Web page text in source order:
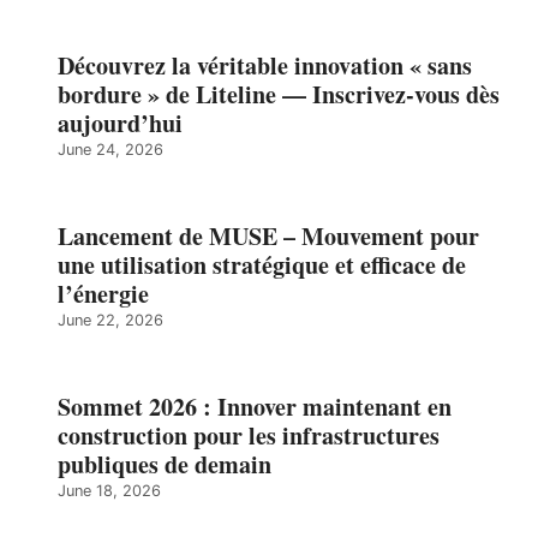
Découvrez la véritable innovation « sans
bordure » de Liteline — Inscrivez-vous dès
aujourd’hui
June 24, 2026
Lancement de MUSE – Mouvement pour
une utilisation stratégique et efficace de
l’énergie
June 22, 2026
Sommet 2026 : Innover maintenant en
construction pour les infrastructures
publiques de demain
June 18, 2026